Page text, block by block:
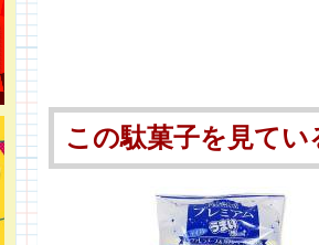
この駄菓子を見て